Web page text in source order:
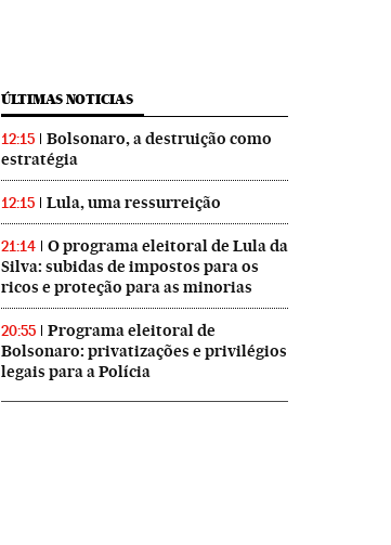
ÚLTIMAS NOTICIAS
12:15
Bolsonaro, a destruição como
estratégia
12:15 Lula, uma ressurreição
21:14
O programa eleitoral de Lula da
Silva: subidas de impostos para os
ricos e proteção para as minorias
20:55
Programa eleitoral de
Bolsonaro: privatizações e privilégios
legais para a Polícia